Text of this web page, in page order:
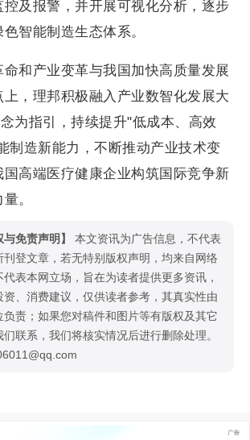
控及报警，并开展可视化分析，逐步
智能制造生态体系。
和产业变革与我国加快高质量发展
，理邦积极融入产业数智化发展大
为指引，持续提升"低成本、高效
制造新能力，不断推动产业技术变
高端医疗健康企业构筑国际竞争新
。
免责声明】
本文资讯为广告信息，不代表
刊登文章，若无特别版权声明，均来自网络
表本网立场，旨在为读者提供更多资讯，
资、消费建议，仅供读者参考，其真实性由
责；如果您对稿件和图片等有版权及其它
联系，我们将核实情况后进行删除处理。